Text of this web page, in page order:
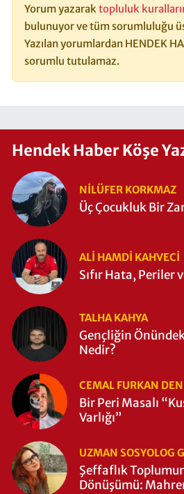
Yorum yazarak topluluk
bulunuyor ve tüm sorumluluğu
Yazılan yorumlardan HENDEK
sorumlu tutulamaz.
Hendek Haber Köşe
NILÜFER KORKMAZ
Üç Çocukluk Bir
ALI HAMDI KAHVECİ
Sıfır Hata, Periler
TALHA KAHYA
Gençliğin
Nedir?
CEMAL FURKAN
Bir Peri Masalı
Varlığı”
UZMAN SOSYOLOG
Şeffaflık
Dönüşümü: